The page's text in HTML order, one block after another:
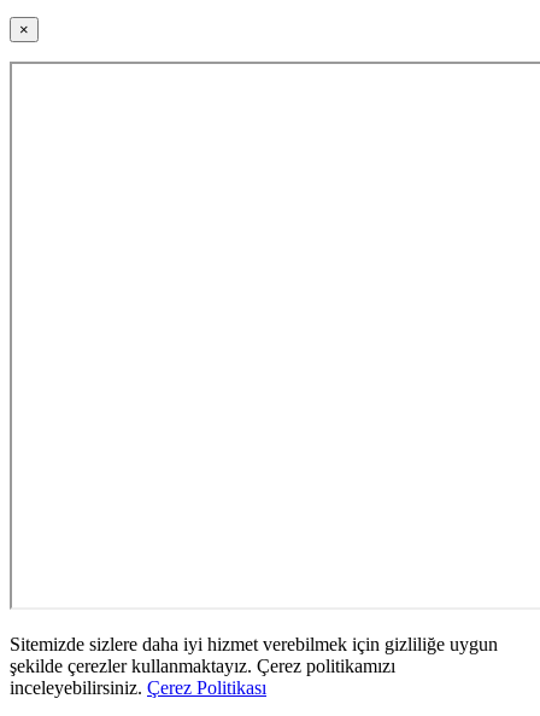
×
Sitemizde sizlere daha iyi hizmet verebilmek için gizliliğe uygun
şekilde çerezler kullanmaktayız. Çerez politikamızı
inceleyebilirsiniz. Çerez Politikası